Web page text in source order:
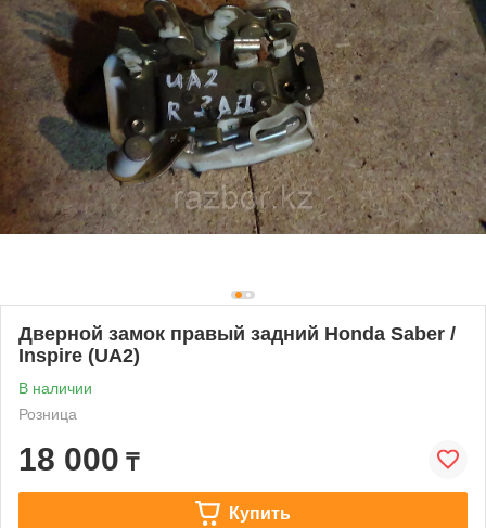
Дверной замок правый задний Honda Saber /
Inspire (UA2)
В наличии
Розница
18 000 ₸
Купить